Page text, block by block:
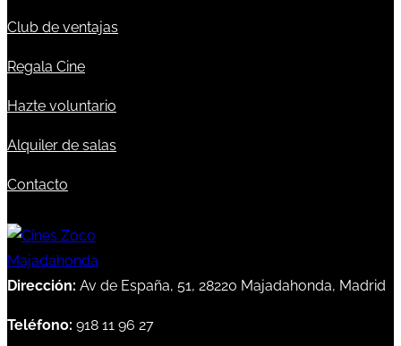
Club de ventajas
Regala Cine
Hazte voluntario
Alquiler de salas
Contacto
Dirección: Av de España, 51, 28220 Majadahonda, Madrid
Teléfono: 918 11 96 27